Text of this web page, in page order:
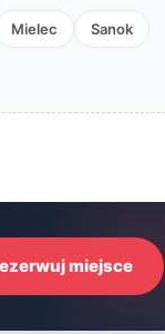
Mielec Sanok
miejsce